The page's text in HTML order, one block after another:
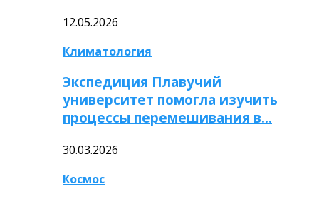
12.05.2026
Климатология
Экспедиция Плавучий
университет помогла изучить
процессы перемешивания в…
30.03.2026
Космос